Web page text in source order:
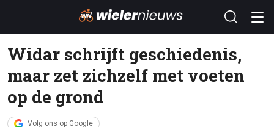
Widar schrijft geschiedenis,
maar zet zichzelf met voeten
op de grond
Volg ons op Google